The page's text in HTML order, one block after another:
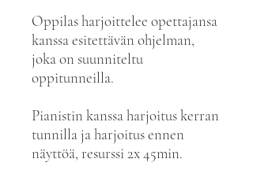
Oppilas harjoittelee opettajansa
kanssa esitettävän ohjelman,
joka on suunniteltu
oppitunneilla.
Pianistin kanssa harjoitus kerran
tunnilla ja harjoitus ennen
näyttöä, resurssi 2x 45min.